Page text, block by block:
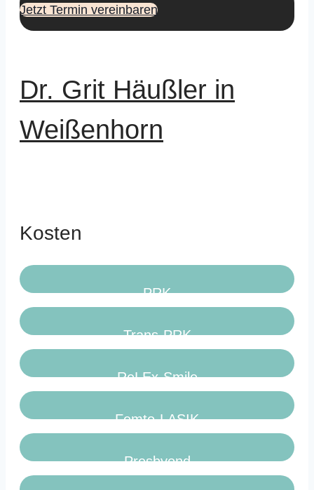
Jetzt Termin vereinbaren
Dr. Grit Häußler in
Weißenhorn
Kosten
PRK
Trans-PRK
ReLEx-Smile
Femto-LASIK
Presbyond